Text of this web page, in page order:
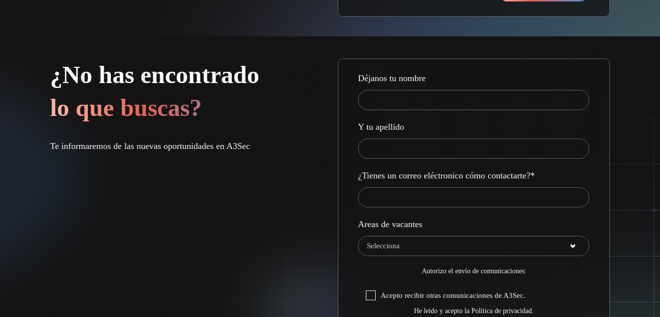
¿No has encontrado
lo que buscas?
Te informaremos de las nuevas oportunidades en A3Sec
Déjanos tu nombre
Y tu apellido
¿Tienes un correo eléctronico cómo contactarte?*
Areas de vacantes
Autorizo el envío de comunicaciones:
Acepto recibir otras comunicaciones de A3Sec.
He leido y acepto laPolítica de privacidad